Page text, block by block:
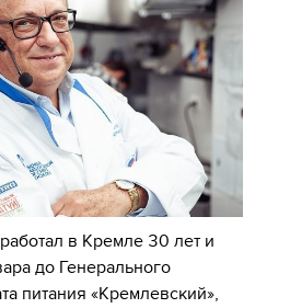
в Кремле 30 лет и
до Генерального
питания «Кремлевский»,